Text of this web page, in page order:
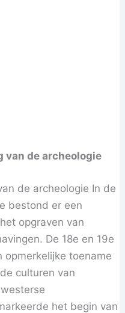
van de archeologie
de archeologie In de
bestond er een
opgraven van
De 18e en 19e
opmerkelijke toename
culturen van
het begin van